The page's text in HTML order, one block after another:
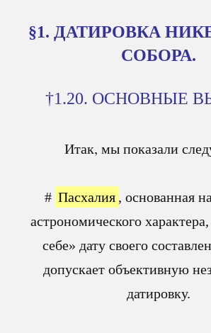
§1. ДАТИРОВКА
СОБОРА.
†1.20. ОСНОВНЫЕ
Итак, мы показали
# Пасхалия , основанная
астрономического
себе» дату своего
допускает объективную
датировку.